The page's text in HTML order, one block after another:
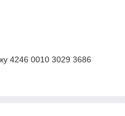
4246 0010 3029 3686